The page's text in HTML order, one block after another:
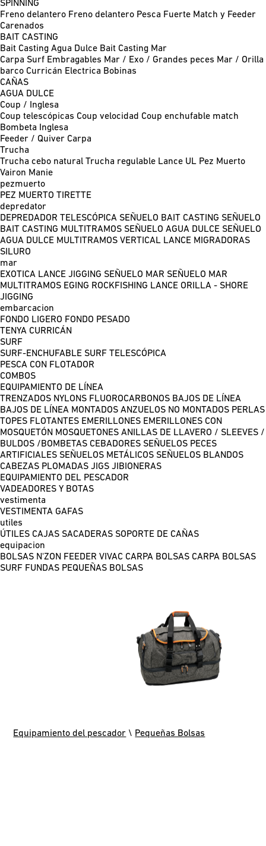
SPINNING
Freno delantero Freno delantero Pesca Fuerte Match y Feeder
Carenados
BAIT CASTING
Bait Casting Agua Dulce Bait Casting Mar
Carpa Surf Embragables Mar / Exo / Grandes peces Mar / Orilla
barco Curricán Electrica Bobinas
CAÑAS
AGUA DULCE
Coup / Inglesa
Coup telescópicas Coup velocidad Coup enchufable match
Bombeta
Inglesa
Feeder / Quiver Carpa
Trucha
Trucha cebo natural Trucha regulable Lance UL Pez Muerto
Vairon Manie
pezmuerto
PEZ MUERTO TIRETTE
depredator
DEPREDADOR TELESCÓPICA SEÑUELO BAIT CASTING SEÑUELO
BAIT CASTING MULTITRAMOS SEÑUELO AGUA DULCE SEÑUELO
AGUA DULCE MULTITRAMOS VERTICAL LANCE MIGRADORAS
SILURO
mar
EXOTICA LANCE JIGGING SEÑUELO MAR SEÑUELO MAR
MULTITRAMOS EGING ROCKFISHING LANCE ORILLA - SHORE
JIGGING
embarcacion
FONDO LIGERO FONDO PESADO
TENYA CURRICÁN
SURF
SURF-ENCHUFABLE SURF TELESCÓPICA
PESCA CON FLOTADOR
COMBOS
EQUIPAMIENTO DE LÍNEA
TRENZADOS NYLONS FLUOROCARBONOS BAJOS DE LÍNEA
BAJOS DE LÍNEA MONTADOS ANZUELOS NO MONTADOS PERLAS
TOPES FLOTANTES EMERILLONES EMERILLONES CON
MOSQUETÓN MOSQUETONES ANILLAS DE LLAVERO / SLEEVES /
BULDOS /BOMBETAS CEBADORES SEÑUELOS PECES
ARTIFICIALES SEÑUELOS METÁLICOS SEÑUELOS BLANDOS
CABEZAS PLOMADAS JIGS JIBIONERAS
EQUIPAMIENTO DEL PESCADOR
VADEADORES Y BOTAS
vestimenta
VESTIMENTA GAFAS
utiles
ÚTILES CAJAS SACADERAS SOPORTE DE CAÑAS
equipacion
BOLSAS N'ZON FEEDER VIVAC CARPA BOLSAS CARPA BOLSAS
SURF FUNDAS PEQUEÑAS BOLSAS
Equipamiento del pescador \ Pequeñas Bolsas